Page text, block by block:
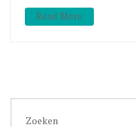
Read More
Zoeken